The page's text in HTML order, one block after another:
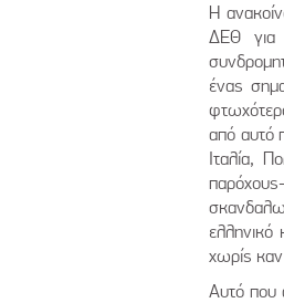
Η
ΔΕΘ για
ένας
από αυτό
Ιταλία,
ελληνικό
χωρίς
Αυτό που